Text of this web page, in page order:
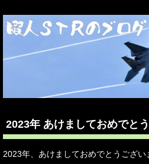
2023年 あけましておめでと
2023年、あけましておめでとうござい